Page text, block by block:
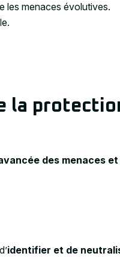
les menaces évolutives.
la
des menaces et
identifier et de